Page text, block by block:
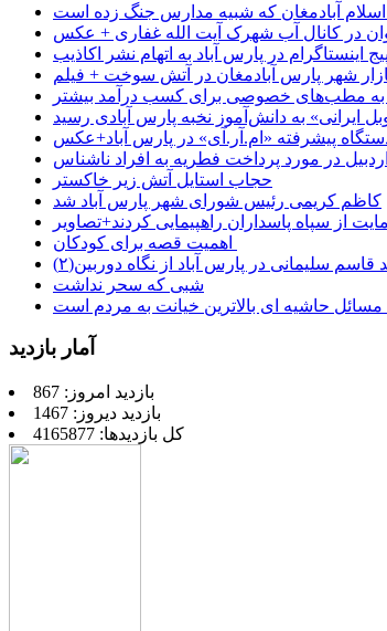
در کانال آب شهرک آیت الله غفاری + عکس
اینستاگرام در پارس آباد به اتهام نشر اکاذیب
شهر پارس آبادمغان در آتش سوخت + فیلم
به مطب‌های خصوصی برای کسب درآمد بیشتر
ایرانی» به دانش‌آموز نخبه پارس آبادی رسید
دستگاه پیشرفته «ام.آر.آی» در پارس آباد+عکس
در مورد پرداخت فطریه به افراد ناشناس
حجاب استایل آتش زیر خاکستر
کاظم کریمی رئیس شورای شهر پارس آباد شد
از سپاه پاسداران راهپیمایی کردند+تصاویر
سلیمانی در پارس آباد از نگاه دوربین(۲)
شبی که سحر نداشت
مسائل حاشیه ای بالاترین خیانت به مردم است
آمار بازدید
بازدید امروز: 867
بازدید دیروز: 1467
کل بازدیدها: 4165877